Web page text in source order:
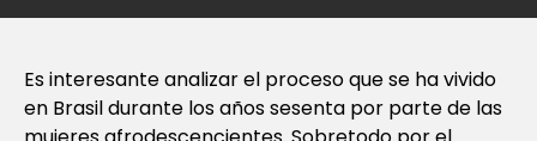
Es interesante analizar el proceso que se ha vivido
en Brasil durante los años sesenta por parte de las